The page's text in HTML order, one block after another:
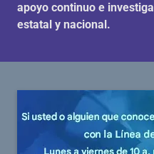
apoyo continuo e
estatal y nacional.